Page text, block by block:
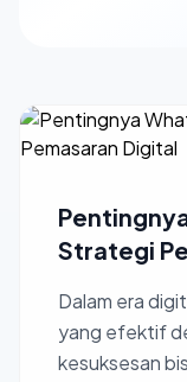
Strategi
Dalam era
yang efektif
kesuksesan